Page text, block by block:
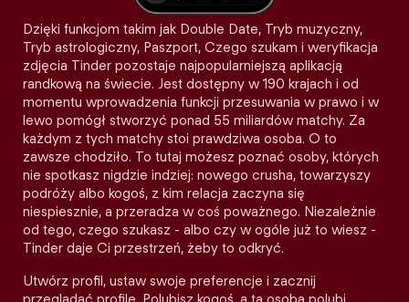
Dzięki funkcjom takim jak Double Date, Tryb muzyczny,
Tryb astrologiczny, Paszport, Czego szukam i weryfikacja
zdjęcia Tinder pozostaje najpopularniejszą aplikacją
randkową na świecie. Jest dostępny w 190 krajach i od
momentu wprowadzenia funkcji przesuwania w prawo i w
lewo pomógł stworzyć ponad 55 miliardów matchy. Za
każdym z tych matchy stoi prawdziwa osoba. O to
zawsze chodziło. To tutaj możesz poznać osoby, których
nie spotkasz nigdzie indziej: nowego crusha, towarzyszy
podróży albo kogoś, z kim relacja zaczyna się
niespiesznie, a przeradza w coś poważnego. Niezależnie
od tego, czego szukasz - albo czy w ogóle już to wiesz -
Tinder daje Ci przestrzeń, żeby to odkryć.
Utwórz profil, ustaw swoje preferencje i zacznij